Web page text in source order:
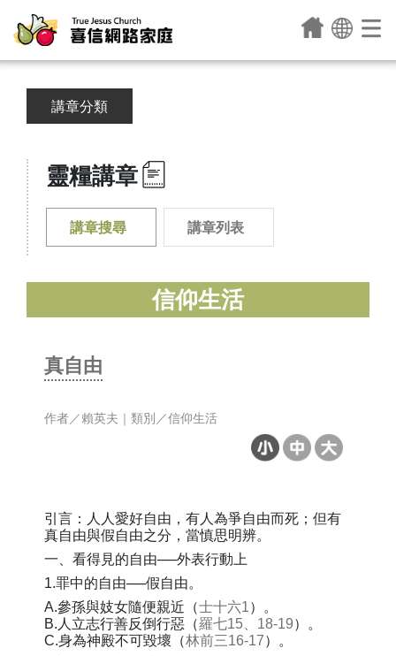
講章分類
靈糧講章
講章搜尋 講章列表
信仰生活
真自由
作者／賴英夫｜類別／信仰生活
引言：人人愛好自由，有人為爭自由而死；但有
真自由與假自由之分，當慎思明辨。
一、看得見的自由──外表行動上
1.罪中的自由──假自由。
A.參孫與妓女隨便親近（士十六1）。
B.人立志行善反倒行惡（羅七15、18-19）。
C.身為神殿不可毀壞（林前三16-17）。